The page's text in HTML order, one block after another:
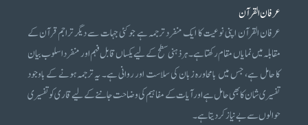
عرفان القرآن
عرفان القرآن اپنی نوعیت کا ایک منفرد ترجمہ ہے جو کئی جہات سے دیگر تراجم قرآن کے
مقابلہ میں نمایاں مقام رکھتا ہے۔ ہر ذہنی سطح کے لیے یکساں قابل فہم اور منفرد اسلوب بیان
کا حامل ہے، جس میں بامحاورہ زبان کی سلاست اور روانی ہے۔ یہ ترجمہ ہونے کے باوجود
تفسیری شان کا بھی حامل ہے اور آیات کے مفاہیم کی وضاحت جاننے کے لیے قاری کو تفسیری
حوالوں سے بے نیاز کر دیتا ہے۔